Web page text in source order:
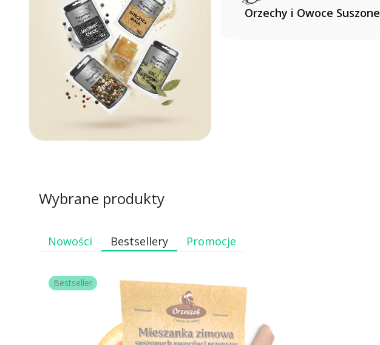
Orzechy i Owoce Suszone
Wybrane produkty
Nowości Bestsellery Promocje
Bestseller